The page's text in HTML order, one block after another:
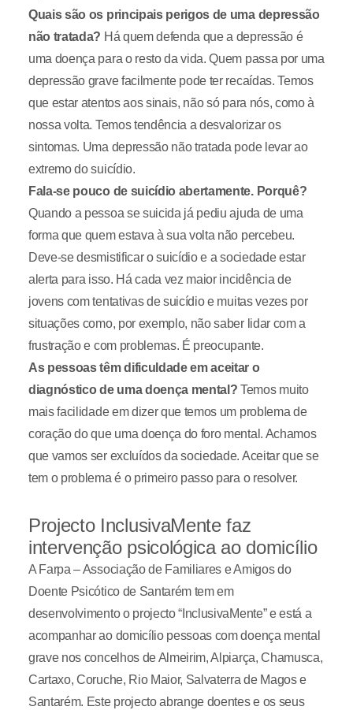
Quais são os principais perigos de uma depressão
não tratada? Há quem defenda que a depressão é
uma doença para o resto da vida. Quem passa por uma
depressão grave facilmente pode ter recaídas. Temos
que estar atentos aos sinais, não só para nós, como à
nossa volta. Temos tendência a desvalorizar os
sintomas. Uma depressão não tratada pode levar ao
extremo do suicídio.
Fala-se pouco de suicídio abertamente. Porquê?
Quando a pessoa se suicida já pediu ajuda de uma
forma que quem estava à sua volta não percebeu.
Deve-se desmistificar o suicídio e a sociedade estar
alerta para isso. Há cada vez maior incidência de
jovens com tentativas de suicídio e muitas vezes por
situações como, por exemplo, não saber lidar com a
frustração e com problemas. É preocupante.
As pessoas têm dificuldade em aceitar o
diagnóstico de uma doença mental?Temos muito
mais facilidade em dizer que temos um problema de
coração do que uma doença do foro mental. Achamos
que vamos ser excluídos da sociedade. Aceitar que se
tem o problema é o primeiro passo para o resolver.
Projecto InclusivaMente faz
intervenção psicológica ao domicílio
A Farpa – Associação de Familiares e Amigos do
Doente Psicótico de Santarém tem em
desenvolvimento o projecto “InclusivaMente” e está a
acompanhar ao domicílio pessoas com doença mental
grave nos concelhos de Almeirim, Alpiarça, Chamusca,
Cartaxo, Coruche, Rio Maior, Salvaterra de Magos e
Santarém. Este projecto abrange doentes e os seus